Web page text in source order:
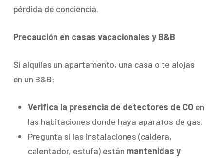
pérdida de conciencia.
Precaución en casas vacacionales y B&B
Si alquilas un apartamento, una casa o te alojas
en un B&B:
Verifica la presencia de detectores de COen
las habitaciones donde haya aparatos de gas.
Pregunta si las instalaciones (caldera,
calentador, estufa) están mantenidas y